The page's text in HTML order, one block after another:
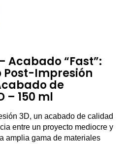
Acabado “Fast”:
Post-Impresión
de
– 150 ml
3D, un acabado de calidad
entre un proyecto mediocre y
amplia gama de materiales